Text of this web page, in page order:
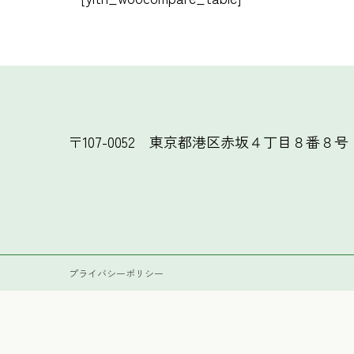
〒107-0052 東京都港区赤坂４丁目８番８号
プライバシーポリシー